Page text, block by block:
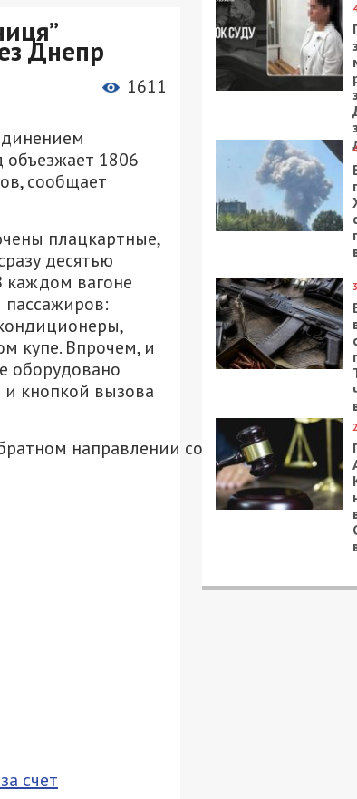
Днепр
1611
1806
сообщает
плацкартные,
десятью
каждом вагоне
купе. Впрочем, и
оборудовано
и кнопкой вызова
направлении состав движется
счет